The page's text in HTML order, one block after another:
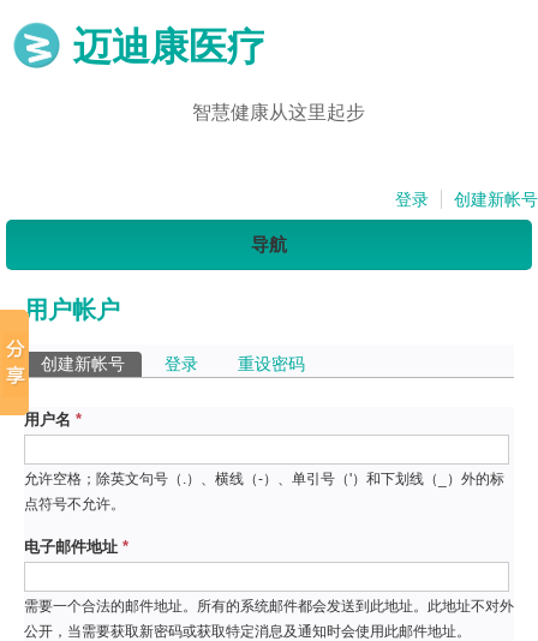
迈迪康医疗
智慧健康从这里起步
登录 创建新帐号
导航
用户帐户
主标签
创建新帐号 （活动标签）
登录 重设密码
用户名 *
允许空格；除英文句号（.）、横线（-）、单引号（'）和下划线（_）外的标
点符号不允许。
电子邮件地址 *
需要一个合法的邮件地址。所有的系统邮件都会发送到此地址。此地址不对外
公开，当需要获取新密码或获取特定消息及通知时会使用此邮件地址。